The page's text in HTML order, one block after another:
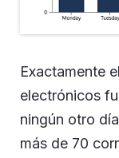
Exactamente
electrónicos
ningún otro
más de 70